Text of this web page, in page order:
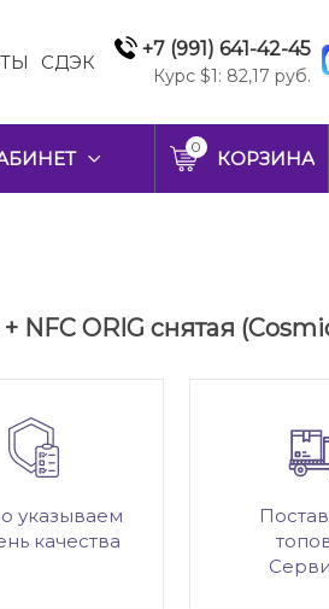
СДЭК
+7 (991) 641-42-45
Курс $1: 82,17 руб.
0
КОРЗИНА
NFC ORIG снятая
указываем
качества